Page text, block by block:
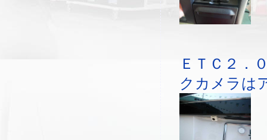
ＥＴＣ２．
クカメラは